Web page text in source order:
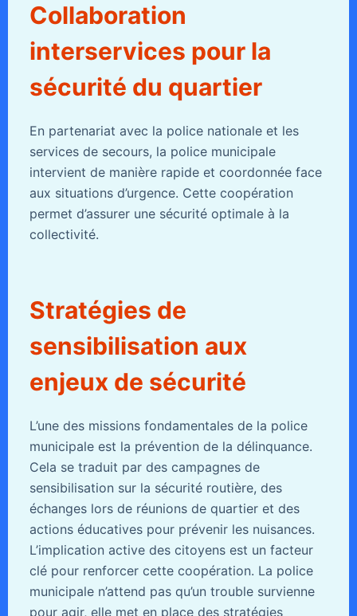
Collaboration
interservices pour la
sécurité du quartier
En partenariat avec la police nationale et les
services de secours, la police municipale
intervient de manière rapide et coordonnée face
aux situations d’urgence. Cette coopération
permet d’assurer une sécurité optimale à la
collectivité.
Stratégies de
sensibilisation aux
enjeux de sécurité
L’une des missions fondamentales de la police
municipale est la prévention de la délinquance.
Cela se traduit par des campagnes de
sensibilisation sur la sécurité routière, des
échanges lors de réunions de quartier et des
actions éducatives pour prévenir les nuisances.
L’implication active des citoyens est un facteur
clé pour renforcer cette coopération. La police
municipale n’attend pas qu’un trouble survienne
pour agir, elle met en place des stratégies